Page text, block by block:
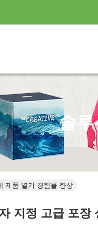
솔
제품 열기 경험을 향상
지정 고급 포장